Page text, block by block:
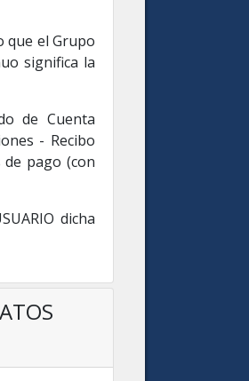
que el Grupo
significa la
de Cuenta
- Recibo
pago (con
dicha